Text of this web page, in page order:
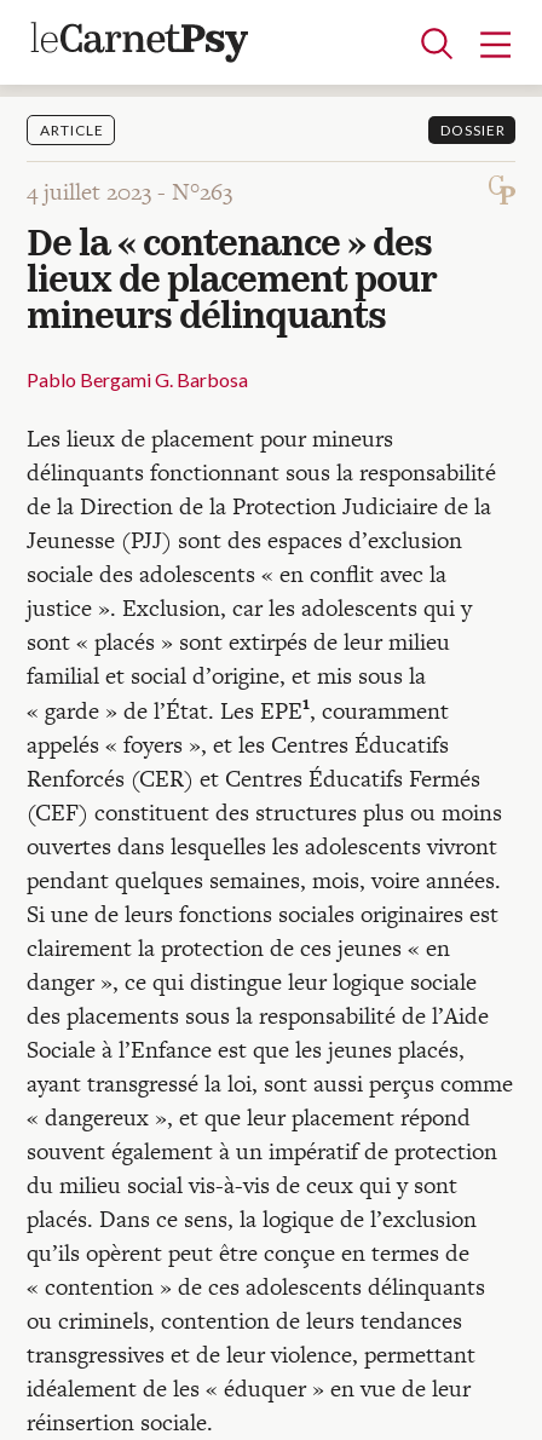
Articles
A la une
Adolescence
Dispositif
Enfance
Périnatalité
Psychanalyse
Psychopathologie
Soin
Dossiers
Auteurs
Blocs-notes
Recherches
Entretiens
Revues
Colloque
Mon panier
Mon compte
ARTICLE DOSSIER
4 juillet 2023 -N°263
De la « contenance » des
lieux de placement pour
mineurs délinquants
Pablo Bergami G. Barbosa
Les lieux de placement pour mineurs
délinquants fonctionnant sous la responsabilité
de la Direction de la Protection Judiciaire de la
Jeunesse (PJJ) sont des espaces d’exclusion
sociale des adolescents « en conflit avec la
justice ». Exclusion, car les adolescents qui y
sont « placés » sont extirpés de leur milieu
familial et social d’origine, et mis sous la
« garde » de l’État. Les EPE1, couramment
appelés « foyers », et les Centres Éducatifs
Renforcés (CER) et Centres Éducatifs Fermés
(CEF) constituent des structures plus ou moins
ouvertes dans lesquelles les adolescents vivront
pendant quelques semaines, mois, voire années.
Si une de leurs fonctions sociales originaires est
clairement la protection de ces jeunes « en
danger », ce qui distingue leur logique sociale
des placements sous la responsabilité de l’Aide
Sociale à l’Enfance est que les jeunes placés,
ayant transgressé la loi, sont aussi perçus comme
« dangereux », et que leur placement répond
souvent également à un impératif de protection
du milieu social vis-à-vis de ceux qui y sont
placés. Dans ce sens, la logique de l’exclusion
qu’ils opèrent peut être conçue en termes de
« contention » de ces adolescents délinquants
ou criminels, contention de leurs tendances
transgressives et de leur violence, permettant
idéalement de les « éduquer » en vue de leur
réinsertion sociale.